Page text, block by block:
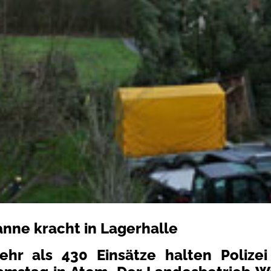
kracht in Lagerhalle
als 430 Einsätze halten